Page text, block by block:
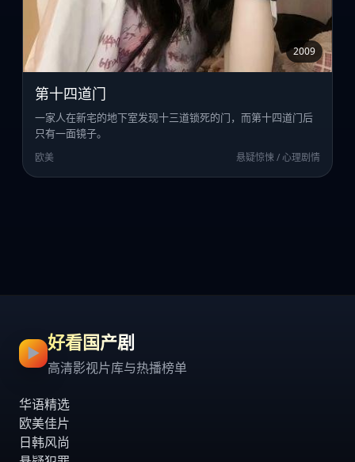
2009
第十四道门
一家人在新宅的地下室发现十三道锁死的门，而第十四道门后
只有一面镜子。
欧美 悬疑惊悚 / 心理剧情
▶ 好看国产剧
高清影视片库与热播榜单
华语精选
欧美佳片
日韩风尚